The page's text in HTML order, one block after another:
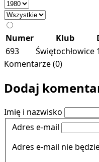
Numer Klub
693
Świętochłowice
Komentarze (0)
Dodaj
Imię i nazwisko
Adres e-mail
Adres e-mail nie